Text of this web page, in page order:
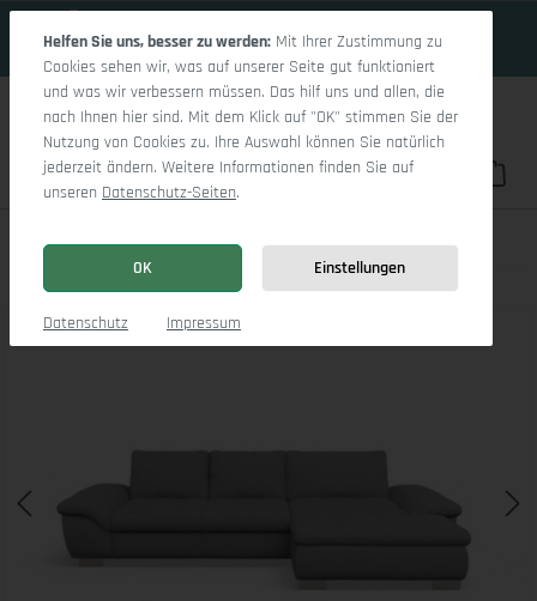
Du hast 0
Sitz Concept smart 1007 Canape Medium R
Bildergalerie überspringen
Helfen Sie uns, besser zu werden: Mit Ihrer Zustimmung zu
Cookies sehen wir, was auf unserer Seite gut funktioniert
und was wir verbessern müssen. Das hilf uns und allen, die
nach Ihnen hier sind. Mit dem Klick auf "OK" stimmen Sie der
Nutzung von Cookies zu. Ihre Auswahl können Sie natürlich
jederzeit ändern. Weitere Informationen finden Sie auf
unseren Datenschutz-Seiten.
OK Einstellungen
Datenschutz Impressum